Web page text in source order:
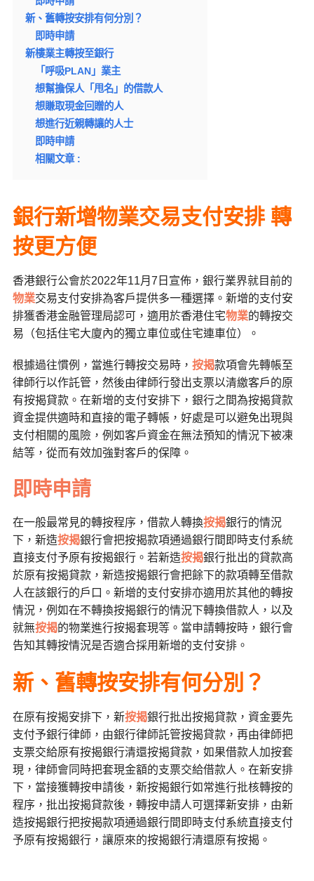
新、舊轉按安排有何分別？
即時申請
新樓業主轉按至銀行
「呼吸PLAN」業主
想幫擔保人「甩名」的借款人
想賺取現金回贈的人
想進行近親轉讓的人士
即時申請
相關文章 :
銀行新增物業交易支付安排 轉
按更方便
香港銀行公會於2022年11月 7 日宣佈，銀行業界就目前的
物業交易支付安排為客戶提供多一種選擇。新增的支付安
排獲香港金融管理局認可，適用於香港住宅物業的轉按交
易（包括住宅大廈內的獨立車位或住宅連車位）。
根據過往慣例，當進行轉按交易時， 按揭款項會先轉帳至
律師行以作託管，然後由律師行發出支票以清繳客戶的原
有按揭貸款。在新增的支付安排下，銀行之間為按揭貸款
資金提供適時和直接的電子轉帳，好處是可以避免出現與
支付相關的風險，例如客戶資金在無法預知的情況下被凍
結等，從而有效加強對客戶的保障。
即時申請
在一般最常見的轉按程序，借款人轉換按揭銀行的情況
下，新造按揭銀行會把按揭款項通過銀行間即時支付系統
直接支付予原有按揭銀行。若新造按揭銀行批出的貸款高
於原有按揭貸款，新造按揭銀行會把餘下的款項轉至借款
人在該銀行的戶口。新增的支付安排亦適用於其他的轉按
情況，例如在不轉換按揭銀行的情況下轉換借款人，以及
就無按揭的物業進行按揭套現等。當申請轉按時，銀行會
告知其轉按情況是否適合採用新增的支付安排。
新、舊轉按安排有何分別？
在原有按揭安排下，新按揭銀行批出按揭貸款，資金要先
支付予銀行律師，由銀行律師託管按揭貸款，再由律師把
支票交給原有按揭銀行清還按揭貸款，如果借款人加按套
現，律師會同時把套現金額的支票交給借款人。在新安排
下，當接獲轉按申請後，新按揭銀行如常進行批核轉按的
程序，批出按揭貸款後，轉按申請人可選擇新安排，由新
造按揭銀行把按揭款項通過銀行間即時支付系統直接支付
予原有按揭銀行，讓原來的按揭銀行清還原有按揭。